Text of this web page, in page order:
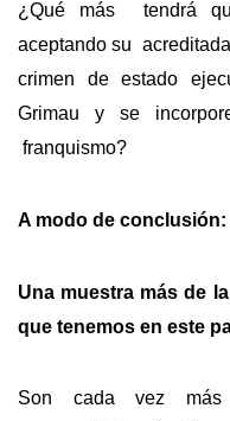
¿Qué más tendrá
aceptando su
crimen de estado
Grimau y se
franquismo?
A modo de conclusión:
Una muestra más de
que tenemos en este
Son cada vez